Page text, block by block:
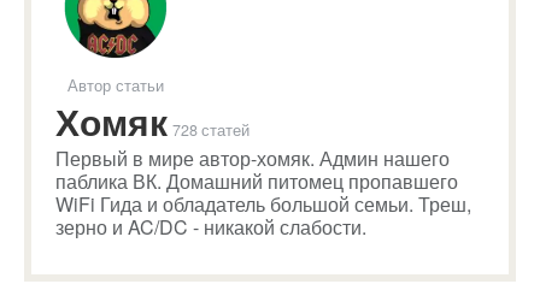
Автор статьи
Хомяк 728 статей
Первый в мире автор-хомяк. Админ нашего
паблика ВК. Домашний питомец пропавшего
WiFi Гида и обладатель большой семьи. Треш,
зерно и AC/DC - никакой слабости.